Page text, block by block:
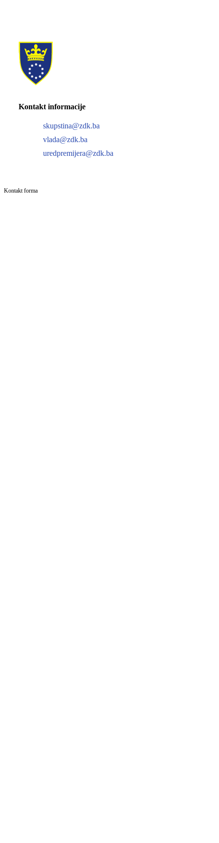
Kontakt informacije
skupstina@zdk.ba
vlada@zdk.ba
uredpremijera@zdk.ba
Kontakt forma